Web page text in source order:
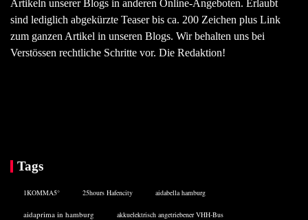
Artikeln unserer Blogs in anderen Online-Angeboten. Erlaubt
sind lediglich abgekürzte Teaser bis ca. 200 Zeichen plus Link
zum ganzen Artikel in unseren Blogs. Wir behalten uns bei
Verstössen rechtliche Schritte vor. Die Redaktion!
Tags
1KOMMA5° 25hours Hafencity aidabella hamburg
aidaprima in hamburg akkuelektrisch angetriebener VHH-Bus